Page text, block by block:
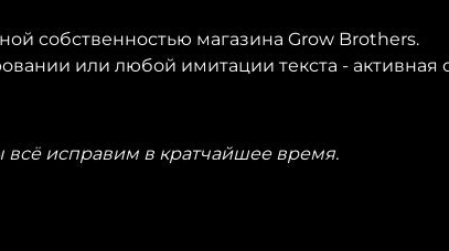
собственностью магазина Grow Brothers.
или любой имитации текста - активная
исправим в кратчайшее время.